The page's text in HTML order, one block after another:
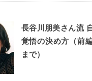
長谷川朋美さん流
覚悟の決め方（前
まで）